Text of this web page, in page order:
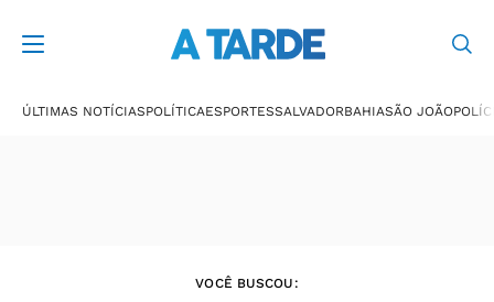
ÚLTIMAS NOTÍCIASPOLÍTICAESPORTESSALVADORBAHIASÃO JOÃO
VOCÊ BUSCOU: